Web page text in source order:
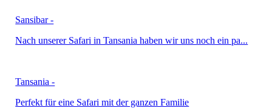
Sansibar -
Nach unserer Safari in Tansania haben wir uns noch ein pa...
Tansania -
Perfekt für eine Safari mit der ganzen Familie